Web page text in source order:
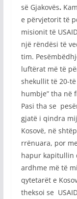
së Gjakovës.
e përvjetorit të
misionit të
një rëndësi të
tim.
luftërat më të
shekullit të 20-
humbje” tha në
Pasi tha se
gjatë i qindra
Kosovë, në
rrënuara, por
hapur kapitullin
ardhme më të
qytetarët e
theksoi se